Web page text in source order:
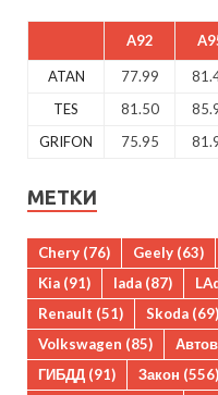
A92
ATAN 77.99
TES
81.50
GRIFON
75.95
МЕТКИ
Chery (76) Geely (63)
Kia (91) lada (87)
Renault (51) Skoda (69)
Volkswagen (85)
ГИБДД (91) Закон (556)